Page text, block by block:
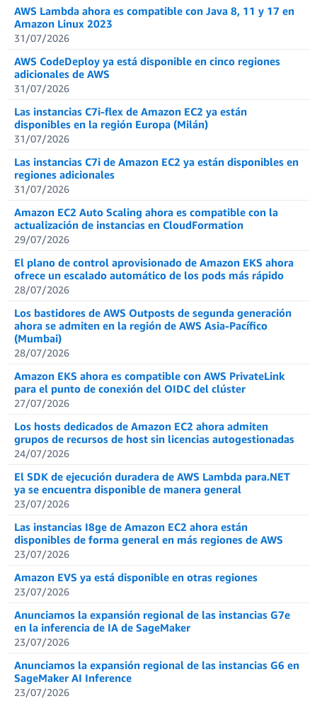
AWS Lambda ahora es compatible con Java 8, 11 y 17 en
Amazon Linux 2023
31/07/2026
AWS CodeDeploy ya está disponible en cinco regiones
adicionales de AWS
31/07/2026
Las instancias C7i-flex de Amazon EC2 ya están
disponibles en la región Europa (Milán)
31/07/2026
Las instancias C7i de Amazon EC2 ya están disponibles en
regiones adicionales
31/07/2026
Amazon EC2 Auto Scaling ahora es compatible con la
actualización de instancias en CloudFormation
29/07/2026
El plano de control aprovisionado de Amazon EKS ahora
ofrece un escalado automático de los pods más rápido
28/07/2026
Los bastidores de AWS Outposts de segunda generación
ahora se admiten en la región de AWS Asia-Pacífico
(Mumbai)
28/07/2026
Amazon EKS ahora es compatible con AWS PrivateLink
para el punto de conexión del OIDC del clúster
27/07/2026
Los hosts dedicados de Amazon EC2 ahora admiten
grupos de recursos de host sin licencias autogestionadas
24/07/2026
El SDK de ejecución duradera de AWS Lambda para.NET
ya se encuentra disponible de manera general
23/07/2026
Las instancias I8ge de Amazon EC2 ahora están
disponibles de forma general en más regiones de AWS
23/07/2026
Amazon EVS ya está disponible en otras regiones
23/07/2026
Anunciamos la expansión regional de las instancias G7e
en la inferencia de IA de SageMaker
23/07/2026
Anunciamos la expansión regional de las instancias G6 en
SageMaker AI Inference
23/07/2026